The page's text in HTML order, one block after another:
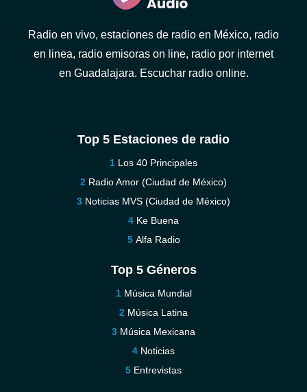
Radio en vivo, estaciones de radio en México, radio
en linea, radio emisoras on line, radio por internet
en Guadalajara. Escuchar radio online.
Top 5 Estaciones de radio
Los 40 Principales
Radio Amor (Ciudad de México)
Noticias MVS (Ciudad de México)
Ke Buena
Alfa Radio
Top 5 Géneros
Música Mundial
Música Latina
Música Mexicana
Noticias
Entrevistas